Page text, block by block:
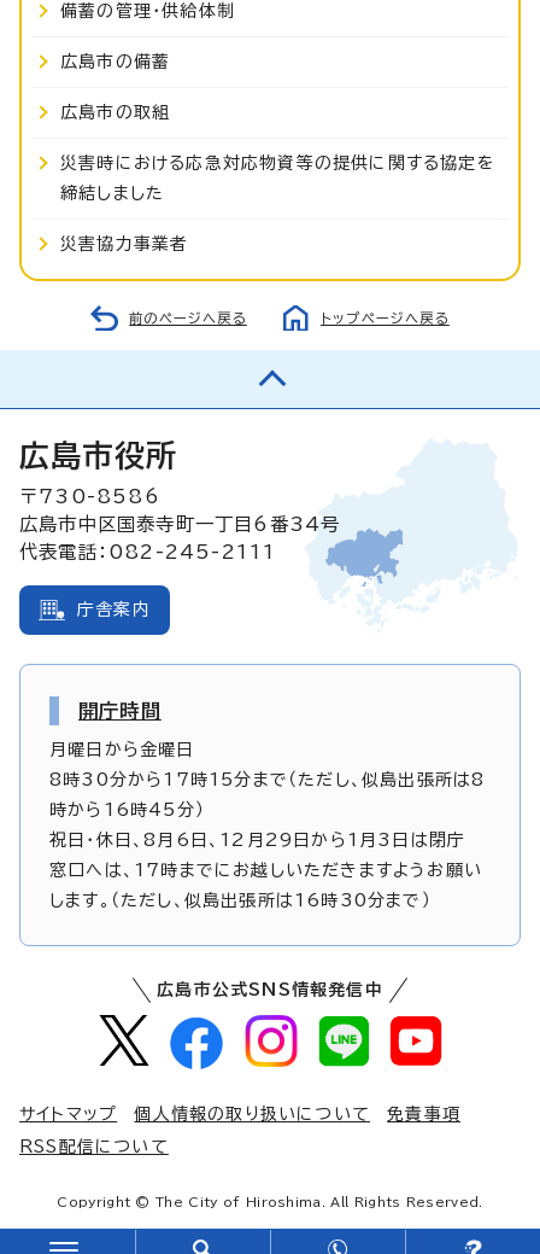
備蓄の管理・供給体制
広島市の備蓄
広島市の取組
災害時における応急対応物資等の提供に関する協定を
締結しました
災害協力事業者
前のページへ戻る トップページへ戻る
広島市役所
〒730-8586
広島市中区国泰寺町一丁目6番34号
代表電話：082-245-2111
庁舎案内
開庁時間
月曜日から金曜日
8時30分から17時15分まで（ただし、似島出張所は8
時から16時45分）
祝日・休日、8月6日、12月29日から1月3日は閉庁
窓口へは、17時までにお越しいただきますようお願い
します。（ただし、似島出張所は16時30分まで）
広島市公式SNS情報発信中
サイトマップ 個人情報の取り扱いについて
免責事項
RSS配信について
Copyright © The City of Hiroshima. All Rights Reserved.